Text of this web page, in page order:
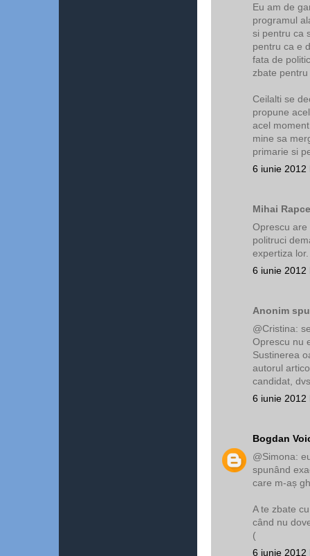
Eu am de
programul
si pentru ca
pentru ca e
fata de
zbate
Ceilalti se
propune
acel
mine sa
primarie si
6 iunie 2012
Mihai
Oprescu are
politruci
expertiza
6 iunie 2012
Anonim
@Cristina:
Oprescu nu
Sustinerea
autorul
candidat,
6 iunie 2012
Bogdan
@Simona:
spunând
care m-aș
A te zbate
când nu
(
6 iunie 2012